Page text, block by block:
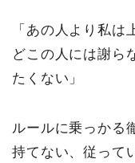
「あの人より私
どこの人には謝ら
たくない」
ルールに乗っかる
持てない、従って